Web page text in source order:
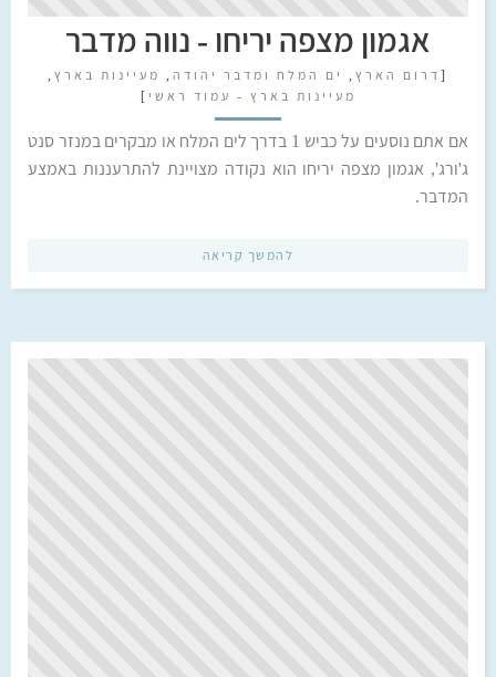
אגמון מצפה יריחו - נווה מדבר
[ דרום הארץ , ים המלח ומדבר יהודה , מעיינות בארץ ,
מעיינות בארץ - עמוד ראשי ]
אם אתם נוסעים על כביש 1 בדרך לים המלח או מבקרים במנזר סנט
ג'ורג', אגמון מצפה יריחו הוא נקודה מצויינת להתרעננות באמצע
המדבר.
להמשך קריאה